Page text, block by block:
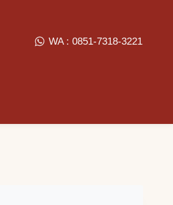
WA : 0851-7318-3221